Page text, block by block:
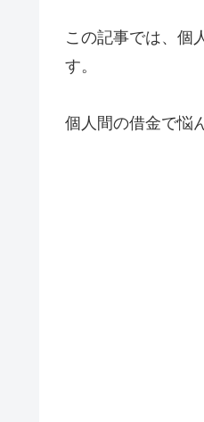
この記事では、個
す。
個人間の借金で悩